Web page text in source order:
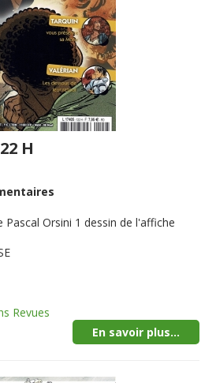
H
Pascal Orsini 1 dessin de l'affiche
Revues
En savoir plus...